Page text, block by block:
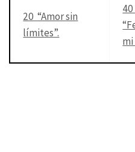
20 “Amor sin
límites”.
40
mi